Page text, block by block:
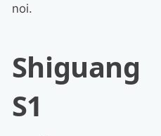
noi.
Shiguang
S1